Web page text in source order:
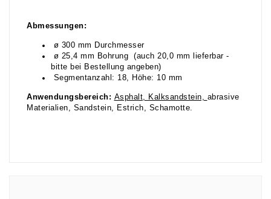
Abmessungen:
ø 300 mm Durchmesser
ø 25,4 mm Bohrung (auch 20,0 mm lieferbar -
bitte bei Bestellung angeben)
Segmentanzahl: 18, Höhe: 10 mm
Anwendungsbereich: Asphalt, Kalksandstein, abrasive
Materialien, Sandstein, Estrich, Schamotte.